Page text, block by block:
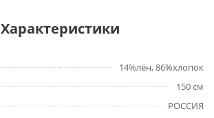
Характеристики
14%лён, 86%хлопок
150 см
РОССИЯ